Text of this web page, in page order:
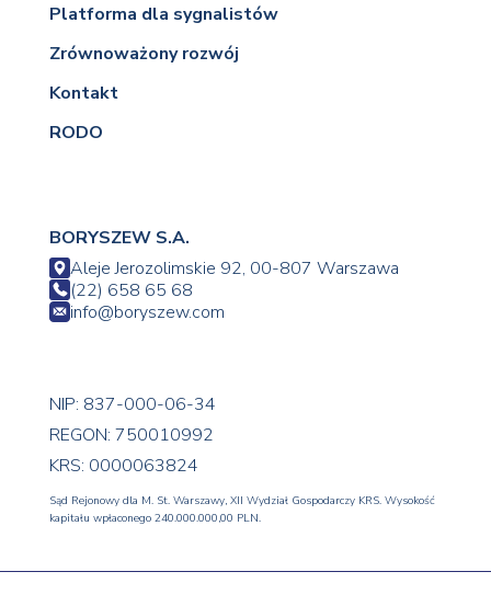
Platforma dla sygnalistów
Zrównoważony rozwój
Kontakt
RODO
BORYSZEW S.A.
Aleje Jerozolimskie 92, 00-807 Warszawa
(22) 658 65 68
info@boryszew.com
NIP: 837-000-06-34
REGON: 750010992
KRS: 0000063824
Sąd Rejonowy dla M. St. Warszawy, XII Wydział Gospodarczy KRS. Wysokość
kapitału wpłaconego 240.000.000,00 PLN.